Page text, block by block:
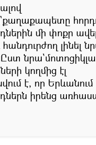
մի փոքր
լինել
կողմից էլ
է, որ Երևանում
իրենց